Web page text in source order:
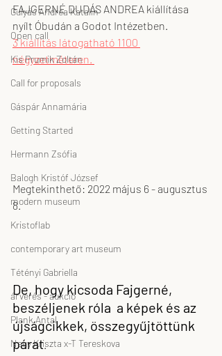
Gulyás Andrea Katalin
Open call
Kis Prumik Zoltán
Call for proposals
Gáspár Annamária
Getting Started
Hermann Zsófia
Balogh Kristóf József
modern museum
Kristoflab
contemporary art museum
Tétényi Gabriella
árverés - aukció
Plank Antal
Nagy Kriszta x-T Tereskova
FAJGERNÉ DUDÁS ANDREA kiállítása
nyílt Óbudán a Godot Intézetben.
3 kiállítás látogatható 1100
négyzetméteren.
Megtekinthető: 2022 május 6 - augusztus
8.
De, hogy kicsoda Fajgerné,
beszéljenek róla  a képek és az
újságcikkek, összegyűjtöttünk
párat.